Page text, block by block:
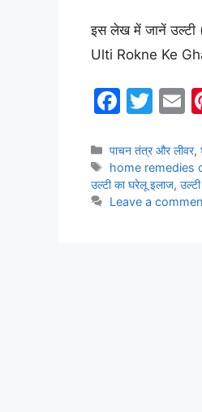
इस लेख में जानें उल्टी
Ulti Rokne Ke
F
c
e
b
T
itt
er
E
l
Categories
पाचन तंत्र और लीवर,
Tags
home remedies
उल्टी का घरेलू इलाज,
Leave a